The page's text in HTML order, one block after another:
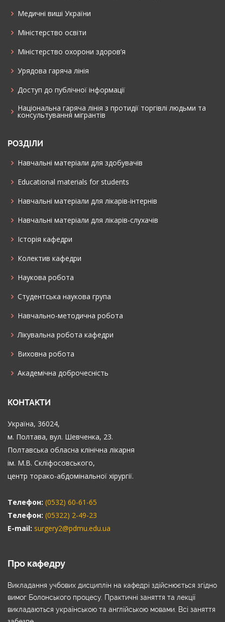
Медичні виші України
Міністерство освіти
Міністерство охорони здоров’я
Урядова гаряча лінія
Доступ до публічної інформації
Національна гаряча лінія з протидії торгівлі людьми та
консультування мiгрантiв
РОЗДІЛИ
Навчальні матеріали для здобувачів
Educational materials for students
Навчальні матеріали для лікарів-інтернів
Навчальні матеріали для лікарів-слухачів
Історія кафедри
Колектив кафедри
Наукова робота
Cтудентська наукова група
Навчально-методична робота
Лікувальна робота кафедри
Виховна робота
Академічна доброчесність
КОНТАКТИ
Україна, 36024,
м. Полтава, вул. Шевченка, 23.
Полтавська обласна клінічна лікарня
ім. М.В. Скліфосовського,
центр торако-абдомінальної хірургії.
Телефон: (0532) 60-61-65
Телефон: (05322) 2-49-23
E-mail: surgery2@pdmu.edu.ua
Про кафедру
Викладання учбових дисциплін на кафедрі здійснюється згідно
вимог Болонського процесу. Практичні заняття та лекції
викладаються українською та англійською мовами. Всі заняття